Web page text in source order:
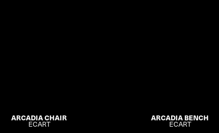
ARCADIA CHAIR
ECART
ARCADIA BENCH
ECART